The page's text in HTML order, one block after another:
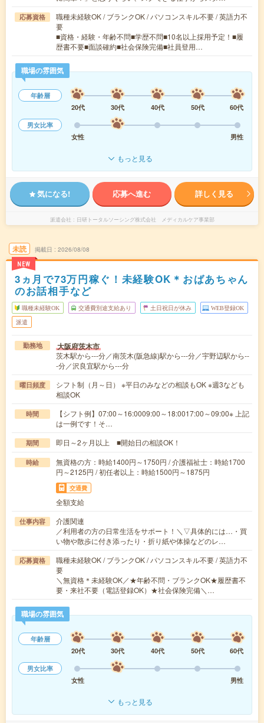
応募資格
職種未経験OK / ブランクOK / パソコンスキル不要 / 英語力不
要
■資格・経験・年齢不問■学歴不問■10名以上採用予定！■履
歴書不要■面談確約■社会保険完備■社員登用…
職場の雰囲気
年齢層
20代
30代 40代 50代
60代
男女比率
女性
男性
もっと見る
気になる! 応募へ進む 詳しく見る
派遣会社 日研トータルソーシング株式会社 メディカルケア事業部
未読
NEW
掲載日 2026/08/08
3ヵ月で73万円稼ぐ！未経験OK＊おばあちゃん
のお話相手など
職種未経験OK 交通費別途支給あり 土日祝日が休み WEB登録OK
派遣
勤務地 大阪府茨木市
茨木駅から---分／南茨木(阪急線)駅から---分／宇野辺駅から--
-分／沢良宜駅から---分
曜日頻度
シフト制（月～日） ※平日のみなどの相談もOK ※週3なども
相談OK
時間
【シフト例】07:00～16:0009:00～18:0017:00～09:00※ 上記
は一例です！そ…
期間 即日～2ヶ月以上 ■開始日の相談OK！
時給
無資格の方：時給1400円～1750円 / 介護福祉士：時給1700
円～2125円 / 初任者以上：時給1500円～1875円
交通費
全額支給
仕事内容
介護関連
／利用者の方の日常生活をサポート！＼▽具体的には…・買
い物や散歩に付き添ったり・折り紙や体操などのレ…
応募資格
職種未経験OK / ブランクOK / パソコンスキル不要 / 英語力不
要
＼無資格＊未経験OK／★年齢不問・ブランクOK★履歴書不
要・来社不要（電話登録OK）★社会保険完備＼…
職場の雰囲気
年齢層
20代
30代 40代 50代
60代
男女比率
女性
男性
もっと見る